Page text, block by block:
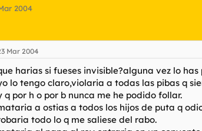
2004
Mar 2004
harias si fueses invisible?alguna vez lo has
lo tengo claro,violaria a todas las pibas q
q por h o por b nunca me he podido follar.
a ostias a todos los hijos de puta q
todo lo q me saliese del rabo.